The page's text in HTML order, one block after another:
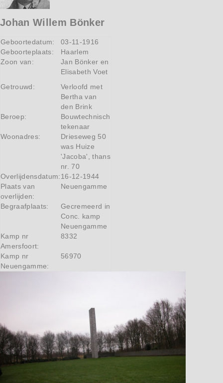
Johan Willem Bönker
Geboortedatum:
03-11-1916
Geboorteplaats:
Haarlem
Zoon van:
Jan Bönker en
Elisabeth Voet
Getrouwd:
Verloofd met
Bertha van
den Brink
Beroep:
Bouwtechnisch
tekenaar
Woonadres:
Drieseweg 50
was Huize
'Jacoba', thans
nr. 70
Overlijdensdatum:16-12-1944
Plaats van
overlijden:
Neuengamme
Begraafplaats:
Gecremeerd in
Conc. kamp
Neuengamme
Kamp nr
Amersfoort:
8332
Kamp nr
Neuengamme:
56970